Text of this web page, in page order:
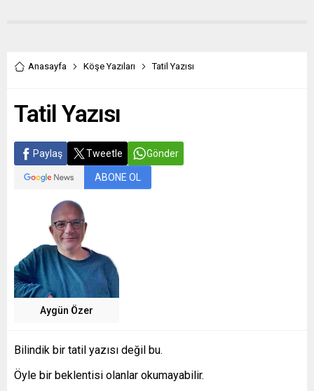
Anasayfa Köşe Yazıları Tatil Yazısı
Tatil Yazısı
Paylaş Tweetle Gönder
ABONE OL
Aygün Özer
Bilindik bir tatil yazısı değil bu.
Öyle bir beklentisi olanlar okumayabilir.